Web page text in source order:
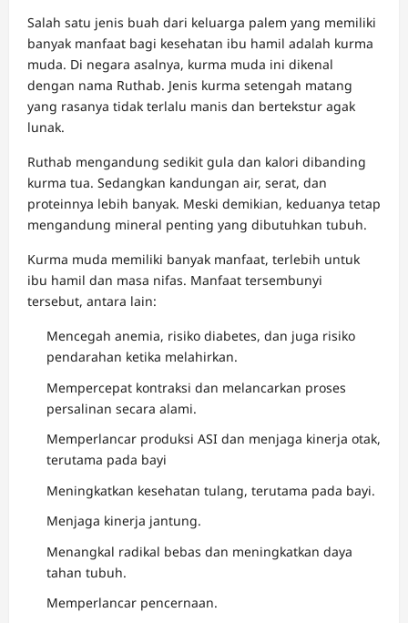
Salah satu jenis buah dari keluarga palem yang memiliki
banyak manfaat bagi kesehatan ibu hamil adalah kurma
muda. Di negara asalnya, kurma muda ini dikenal
dengan nama Ruthab. Jenis kurma setengah matang
yang rasanya tidak terlalu manis dan bertekstur agak
lunak.
Ruthab mengandung sedikit gula dan kalori dibanding
kurma tua. Sedangkan kandungan air, serat, dan
proteinnya lebih banyak. Meski demikian, keduanya tetap
mengandung mineral penting yang dibutuhkan tubuh.
Kurma muda memiliki banyak manfaat, terlebih untuk
ibu hamil dan masa nifas. Manfaat tersembunyi
tersebut, antara lain:
Mencegah anemia, risiko diabetes, dan juga risiko
pendarahan ketika melahirkan.
Mempercepat kontraksi dan melancarkan proses
persalinan secara alami.
Memperlancar produksi ASI dan menjaga kinerja otak,
terutama pada bayi
Meningkatkan kesehatan tulang, terutama pada bayi.
Menjaga kinerja jantung.
Menangkal radikal bebas dan meningkatkan daya
tahan tubuh.
Memperlancar pencernaan.